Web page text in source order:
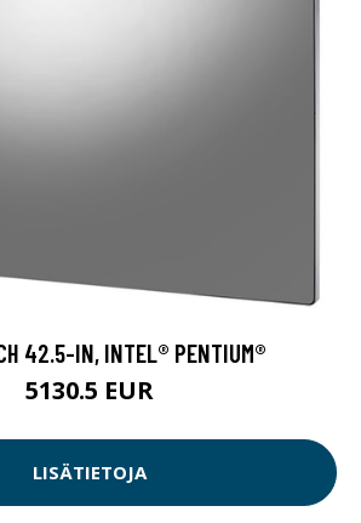
42.5-IN, INTEL® PENTIUM®
5130.5 EUR
LISÄTIETOJA